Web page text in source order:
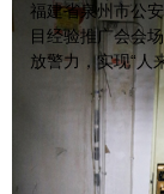
福建省泉州市公
目经验推广会会
放警力，实现“人